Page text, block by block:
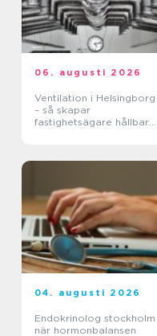
06. augusti 2026
Ventilation i Helsingborg
– så skapar
fastighetsägare hållbara
04. augusti 2026
Endokrinolog stockholm
när hormonbalansen